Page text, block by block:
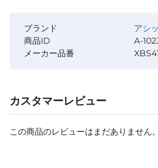
ブランド
アシ
商品ID
A-
メーカー品番
カスタマーレビュー
この商品のレビューはまだありません。